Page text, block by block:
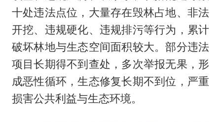
十处违法点位，大量存在毁林占地、非法
开挖、违规硬化、违规排污等行为，累计
破坏林地与生态空间面积较大。部分违法
项目长期得不到查处，多次举报无果，形
成恶性循环，生态修复长期不到位，严重
损害公共利益与生态环境。